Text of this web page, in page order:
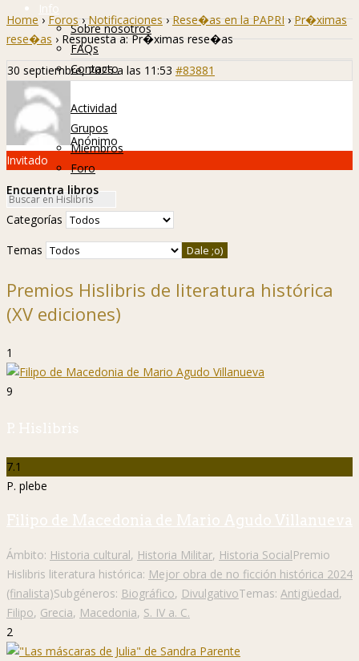
Info
Sobre nosotros
FAQs
Contacto
Hislibreños
Actividad
Grupos
Miembros
Foro
Home › Foros › Notificaciones › Rese�as en la PAPRI › Pr�ximas
rese�as › Respuesta a: Pr�ximas rese�as
30 septiembre, 2025 a las 11:53 #83881
Anónimo
Invitado
Encuentra libros
Categorías
Temas
Premios Hislibris de literatura histórica
(XV ediciones)
1
9
P. Hislibris
7.1
P. plebe
Filipo de Macedonia de Mario Agudo Villanueva
Ámbito: Historia cultural, Historia Militar, Historia SocialPremio
Hislibris literatura histórica: Mejor obra de no ficción histórica 2024
(finalista)Subgéneros: Biográfico, DivulgativoTemas: Antigüedad,
Filipo, Grecia, Macedonia, S. IV a. C.
2